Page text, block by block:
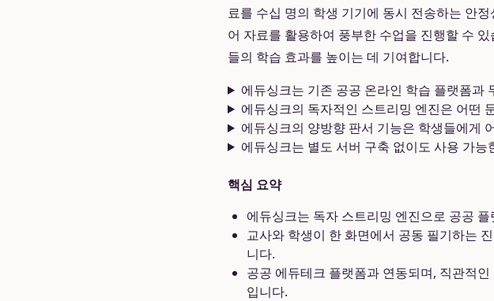
료를 수십 명의 학생 기기에 동시 전송하는 안
어 자료를 활용하여 풍부한 수업을 진행할 수
들의 학습 효과를 높이는 데 기여합니다.
에듀싱크는 기존 공공 온라인 학습 플랫폼과
에듀싱크의 독자적인 스트리밍 엔진은 어떤
에듀싱크의 양방향 판서 기능은 학생들에게
에듀싱크는 별도 서버 구축 없이도 사용 가능
핵심 요약
에듀싱크는 독자 스트리밍 엔진으로 공공
교사와 학생이 한 화면에서 공동 필기하는
니다.
공공 에듀테크 플랫폼과 연동되며, 직관적
입니다.